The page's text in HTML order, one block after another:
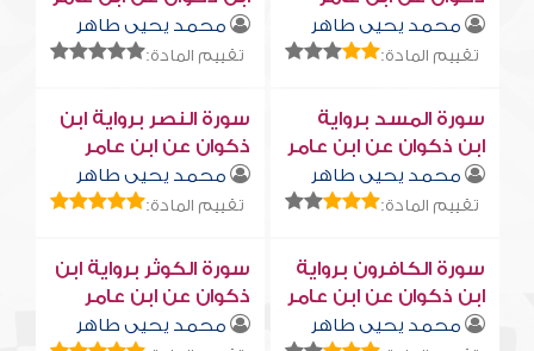
محمد يحيى طاهر
تقييم المادة:
محمد يحيى طاهر
تقييم المادة:
سورة المسد برواية
ابن ذكوان عن ابن عامر
محمد يحيى طاهر
تقييم المادة:
سورة النصر برواية ابن
ذكوان عن ابن عامر
محمد يحيى طاهر
تقييم المادة:
سورة الكافرون برواية
ابن ذكوان عن ابن عامر
محمد يحيى طاهر
سورة الكوثر برواية ابن
ذكوان عن ابن عامر
محمد يحيى طاهر